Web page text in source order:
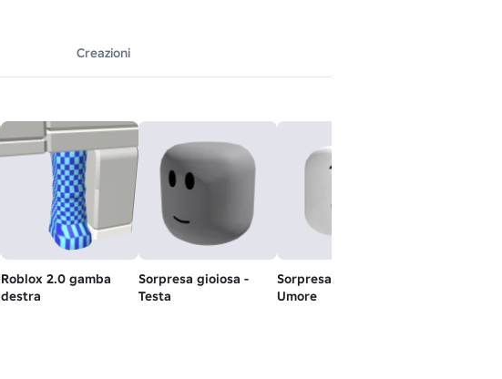
Creazioni
Roblox 2.0 gamba
destra
Sorpresa gioiosa -
Testa
Sorpresa allegra -
Umore